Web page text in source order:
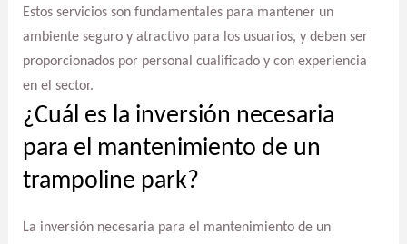
Estos servicios son fundamentales para mantener un
ambiente seguro y atractivo para los usuarios, y deben ser
proporcionados por personal cualificado y con experiencia
en el sector.
¿Cuál es la inversión necesaria
para el mantenimiento de un
trampoline park?
La inversión necesaria para el mantenimiento de un